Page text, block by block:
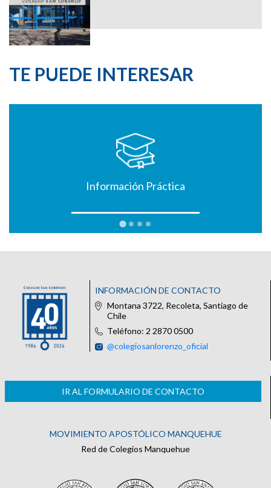
TE PUEDE INTERESAR
Información Práctica
INFORMACIÓN DE CONTACTO
Montana 3722, Recoleta, Santiago de
Chile
Teléfono: 2 2870 0500
@colegiosanlorenzo_oficial
IR AL FORMULARIO DE CONTACTO
MOVIMIENTO APOSTÓLICO MANQUEHUE
Red de Colegios Manquehue